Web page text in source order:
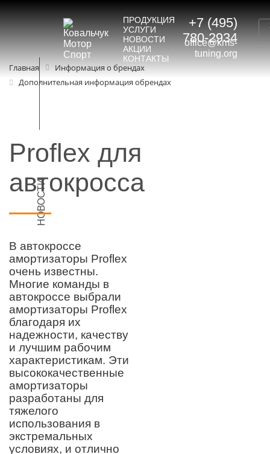
ПРОДУКЦИЯ
УСЛУГИ
НОВОСТИ
АКЦИИ
КОНТАКТЫ
+7 (495)
780-2934
office@kms-
tuning.org
Главная
Информация о брендах
Дополнительная информация обрендах
НОВОСТИ
Proflex для
автокросса
В автокроссе
амортизаторы Proflex
очень известны.
Многие команды в
автокроссе выбрали
амортизаторы Proflex
благодаря их
надежности, качеству
и лучшим рабочим
характеристикам. Эти
высококачественные
амортизаторы
разработаны для
тяжелого
использования в
экстремальных
условиях, и отлично